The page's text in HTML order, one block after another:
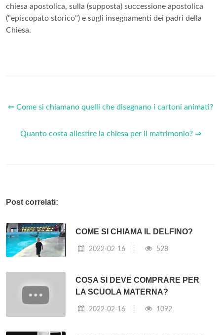
chiesa apostolica, sulla (supposta) successione apostolica
("episcopato storico") e sugli insegnamenti dei padri della
Chiesa.
⇐ Come si chiamano quelli che disegnano i cartoni animati?
Quanto costa allestire la chiesa per il matrimonio? ⇒
Post correlati:
COME SI CHIAMA IL DELFINO?
2022-02-16 528
COSA SI DEVE COMPRARE PER
LA SCUOLA MATERNA?
2022-02-16 1092